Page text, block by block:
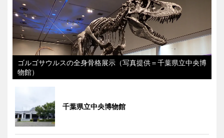
ゴルゴサウルスの全身骨格展示（写真提供＝千葉県立中央博
物館）
千葉県立中央博物館